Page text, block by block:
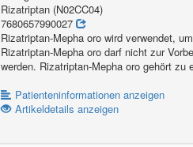
Rizatriptan (N02CC04)
7680657990027
Rizatriptan-Mepha oro wird verwendet,
Rizatriptan-Mepha oro darf nicht zur
werden. Rizatriptan-Mepha oro gehört
Patienteninformationen anzeigen
Artikeldetails anzeigen